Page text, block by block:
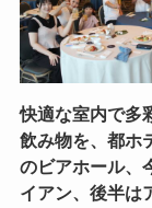
快適な室内で多
飲み物を、都ホ
のビアホール、
イアン、後半は